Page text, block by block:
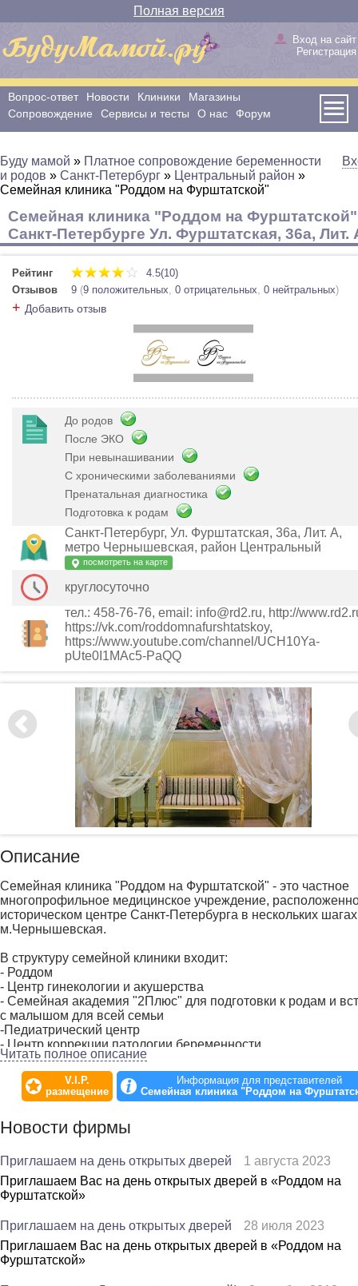
Полная версия
Вход на сайт
Регистрация
Вопрос-ответ Новости Клиники
Магазины
Сопровождение
Сервисы и тесты О нас Форум
Буду мамой » Платное сопровождение беременности
и родов » Санкт-Петербург » Центральный район »
Семейная клиника "Роддом на Фурштатской"
Семейная клиника "Роддом на
Санкт-Петербурге Ул. Фурштатская, 36а, Лит.
Рейтинг
4.5(10)
Отзывов
9 (9 положительных, 0 отрицательных, 0 нейтральных)
+ Добавить отзыв
До родов
После ЭКО
При невынашивании
С хроническими заболеваниями
Пренатальная диагностика
Подготовка к родам
Санкт-Петербург, Ул. Фурштатская, 36а, Лит. А,
метро Чернышевская, район Центральный
посмотреть на карте
круглосуточно
тел.: 458-76-76, email: info@rd2.ru, http://
https://vk.com/roddomnafurshtatskoy,
https://www.youtube.com/channel/UCH10Ya-
pUte0I1MAc5-PaQQ
Описание
Семейная клиника "Роддом на Фурштатской" - это частное
многопрофильное медицинское учреждение,
историческом центре Санкт-Петербурга в нескольких
м.Чернышевская.
В структуру семейной клиники входит:
- Роддом
- Центр гинекологии и акушерства
- Семейная академия "2Плюс" для подготовки к родам и
с малышом для всей семьи
-Педиатрический центр
- Центр коррекции патологии беременности.
Клиника специализируется на ведении беременности и
гинекологии, проведении УЗИ взрослым и детям,
комплексных обследованиях женщин и мужчин на приёмах
день без выходных.
Сайт: www.rd2.ru
Е-mail: info@rd2.ru
Тел: (812) 458-76-76
Фурштатская ул., д.36а, Лит. А.
Читать полное описание
V.I.P.
размещение
Информация для представителей
Семейная клиника "Роддом на
Новости фирмы
Приглашаем на день открытых дверей
1 августа 2023
Приглашаем Вас на день открытых дверей в «Роддом на
Фурштатской»
Приглашаем на день открытых дверей
28 июля 2023
Приглашаем Вас на день открытых дверей в «Роддом на
Фурштатской»